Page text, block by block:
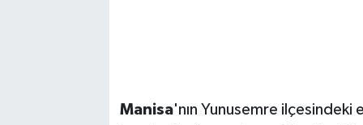
Manisa'nın Yunusemre ilçesindeki